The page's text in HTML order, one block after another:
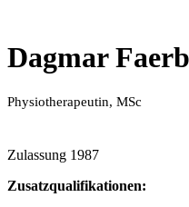
Dagmar
Physiotherapeutin, MSc
Zulassung 1987
Zusatzqualifikationen: